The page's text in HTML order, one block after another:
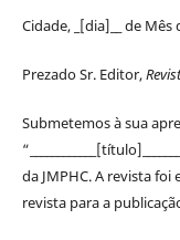
Cidade, _[dia]__ de Mês
Prezado Sr. Editor,
Submetemos à sua
da JMPHC. A revista
revista para a